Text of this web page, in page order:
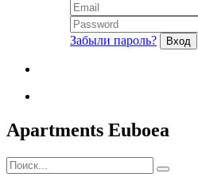
Забыли пароль?
Apartments Euboea